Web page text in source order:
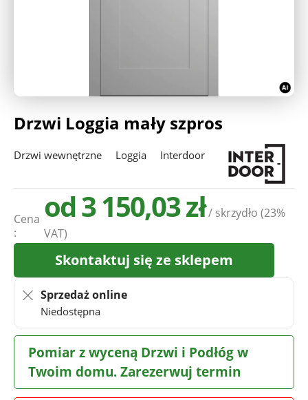
Drzwi Loggia mały szpros
Drzwi wewnętrzne Loggia Interdoor
Cena
:
od 3 150,03 zł/ skrzydło(23%
VAT)
Skontaktuj się ze sklepem
Sprzedaż online
Niedostępna
Pomiar z wyceną Drzwi i Podłóg w
Twoim domu. Zarezerwuj termin